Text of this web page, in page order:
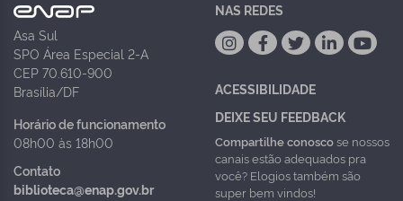
Asa Sul
SPO Área Especial 2-A
CEP 70.610-900
Brasília/DF
Horário de funcionamento
08h00 às 18h00
Contato
biblioteca@enap.gov.br
NAS REDES
ACESSIBILIDADE
DEIXE SEU FEEDBACK
Compartilhe conoscose nossos
canais estão adequados pra
você? Elogios também são
super bem vindos!